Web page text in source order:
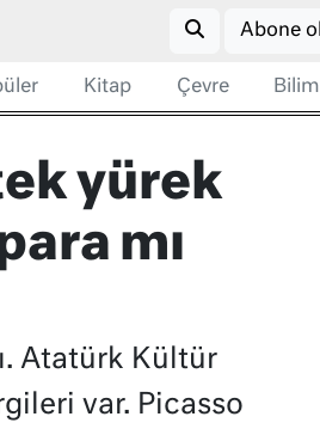
Abone ol
Kitap Çevre Bilim
yürek
mı
Atatürk Kültür
var. Picasso